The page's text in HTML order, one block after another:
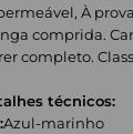
À
comprida.
completo.
técnicos:
Azul-marinho